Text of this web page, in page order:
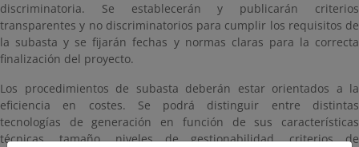
discriminatoria. Se establecerán y publicarán criterios
transparentes y no discriminatorios para cumplir los requisitos de
la subasta y se fijarán fechas y normas claras para la correcta
finalización del proyecto.
Los procedimientos de subasta deberán estar orientados a la
eficiencia en costes. Se podrá distinguir entre distintas
tecnologías de generación en función de sus características
técnicas, tamaño, niveles de gestionabilidad, criterios de